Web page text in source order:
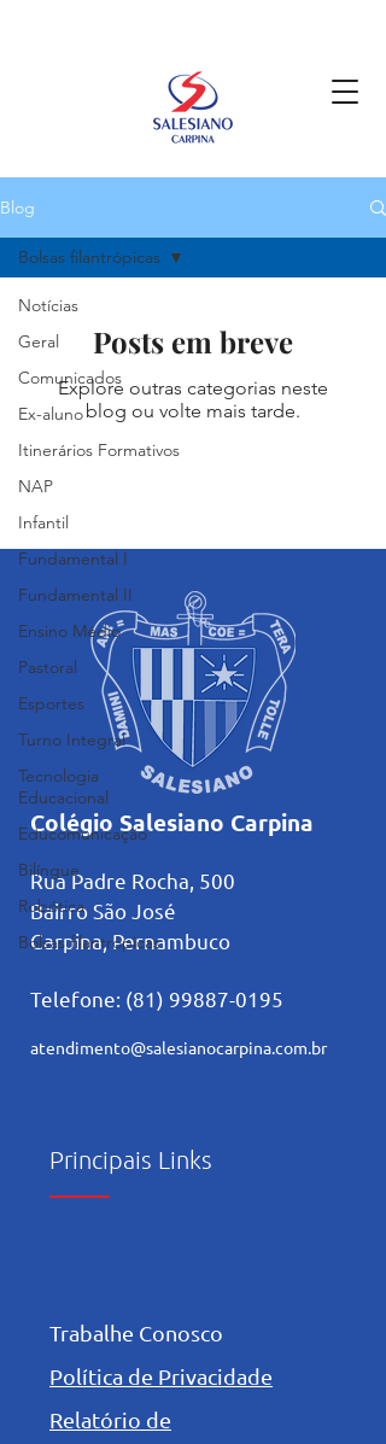
Blog
Notícias
Geral
Comunicados
Ex-aluno
Itinerários Formativos
NAP
Infantil
Fundamental I
Fundamental II
Ensino Médio
Pastoral
Esportes
Turno Integral
Tecnologia
Educacional
Educomunicação
Bilíngue
Robótica
Bolsas filantrópicas
Bolsas filantrópicas
Posts em breve
Explore outras categorias neste
blog ou volte mais tarde.
Colégio Salesiano Carpina
Rua Padre Rocha, 500
Bairro São José
Carpina, Pernambuco
Telefone: (81) 99887-0195
atendimento@salesianocarpina.com.br
Principais Links
Trabalhe Conosco
Política de Privacidade
Relatório de